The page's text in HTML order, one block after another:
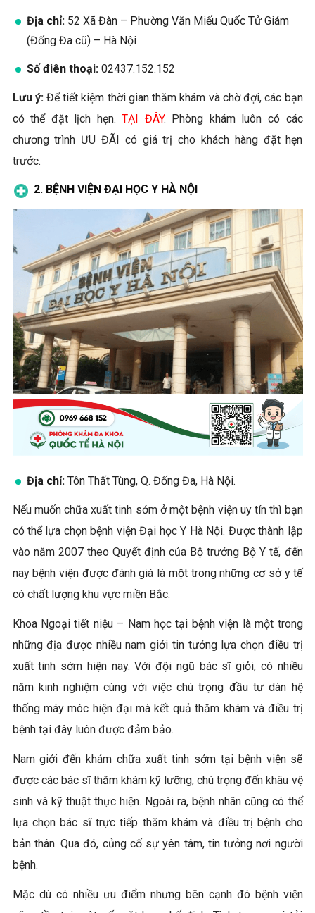
Địa chỉ:52 Xã Đàn – Phường Văn Miếu Quốc Tử Giám
(Đống Đa cũ) – Hà Nội
Số điên thoại:02437.152.152
Lưu ý:Để tiết kiệm thời gian thăm khám và chờ đợi, các bạn
có thể đặt lịch hẹn.TẠI ĐÂY. Phòng khám luôn có các
chương trình ƯU ĐÃI có giá trị cho khách hàng đặt hẹn
trước.
2. BỆNH VIỆN ĐẠI HỌC Y HÀ NỘI
Địa chỉ:Tôn Thất Tùng, Q. Đống Đa, Hà Nội.
Nếu muốn chữa xuất tinh sớm ở một bệnh viện uy tín thì bạn
có thể lựa chọn bệnh viện Đại học Y Hà Nội. Được thành lập
vào năm 2007 theo Quyết định của Bộ trưởng Bộ Y tế, đến
nay bệnh viện được đánh giá là một trong những cơ sở y tế
có chất lượng khu vực miền Bắc.
Khoa Ngoại tiết niệu – Nam học tại bệnh viện là một trong
những địa được nhiều nam giới tin tưởng lựa chọn điều trị
xuất tinh sớm hiện nay. Với đội ngũ bác sĩ giỏi, có nhiều
năm kinh nghiệm cùng với việc chú trọng đầu tư dàn hệ
thống máy móc hiện đại mà kết quả thăm khám và điều trị
bệnh tại đây luôn được đảm bảo.
Nam giới đến khám chữa xuất tinh sớm tại bệnh viện sẽ
được các bác sĩ thăm khám kỹ lưỡng, chú trọng đến khâu vệ
sinh và kỹ thuật thực hiện. Ngoài ra, bệnh nhân cũng có thể
lựa chọn bác sĩ trực tiếp thăm khám và điều trị bệnh cho
bản thân. Qua đó, củng cố sự yên tâm, tin tưởng nơi người
bệnh.
Mặc dù có nhiều ưu điểm nhưng bên cạnh đó bệnh viện